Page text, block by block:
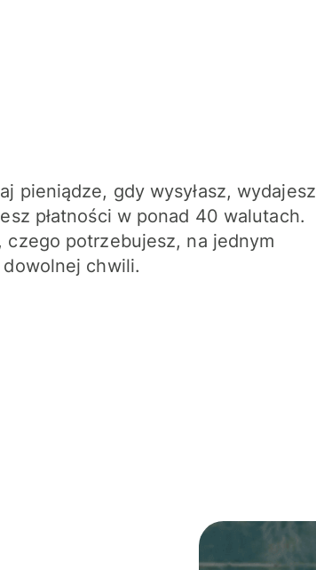
pieniądze, gdy wysyłasz, wydajesz
płatności w ponad 40 walutach.
czego potrzebujesz, na jednym
chwili.